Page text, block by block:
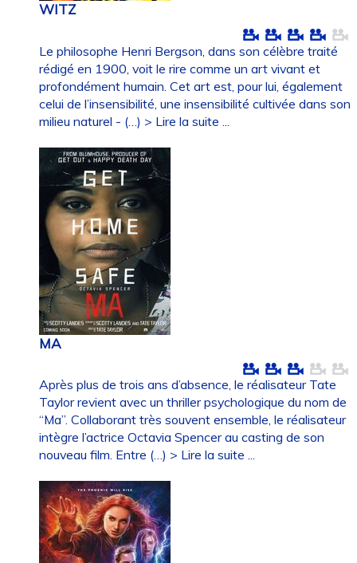
WITZ
Le philosophe Henri Bergson, dans son célèbre traité
rédigé en 1900, voit le rire comme un art vivant et
profondément humain. Cet art est, pour lui, également
celui de l’insensibilité, une insensibilité cultivée dans son
milieu naturel - (…) > Lire la suite ...
MA
Après plus de trois ans d’absence, le réalisateur Tate
Taylor revient avec un thriller psychologique du nom de
“Ma”. Collaborant très souvent ensemble, le réalisateur
intègre l’actrice Octavia Spencer au casting de son
nouveau film. Entre (…) > Lire la suite ...